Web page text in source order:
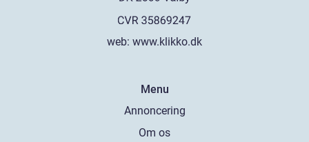
web: www.klikko.dk
Menu
Annoncering
Om os